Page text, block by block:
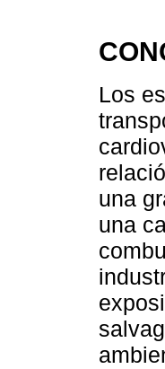
Los
una
una